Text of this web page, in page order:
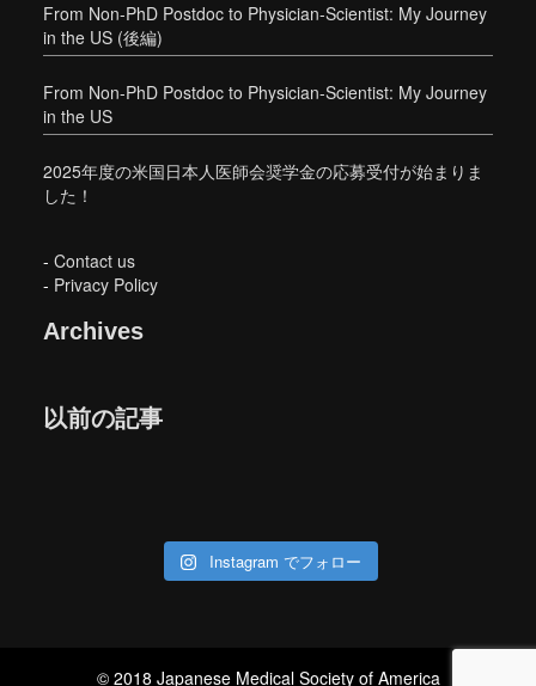
From Non-PhD Postdoc to Physician-Scientist: My Journey
in the US (後編)
From Non-PhD Postdoc to Physician-Scientist: My Journey
in the US
2025年度の米国日本人医師会奨学金の応募受付が始まりま
した！
- Contact us
- Privacy Policy
Archives
以前の記事
Instagram でフォロー
© 2018 Japanese Medical Society of America